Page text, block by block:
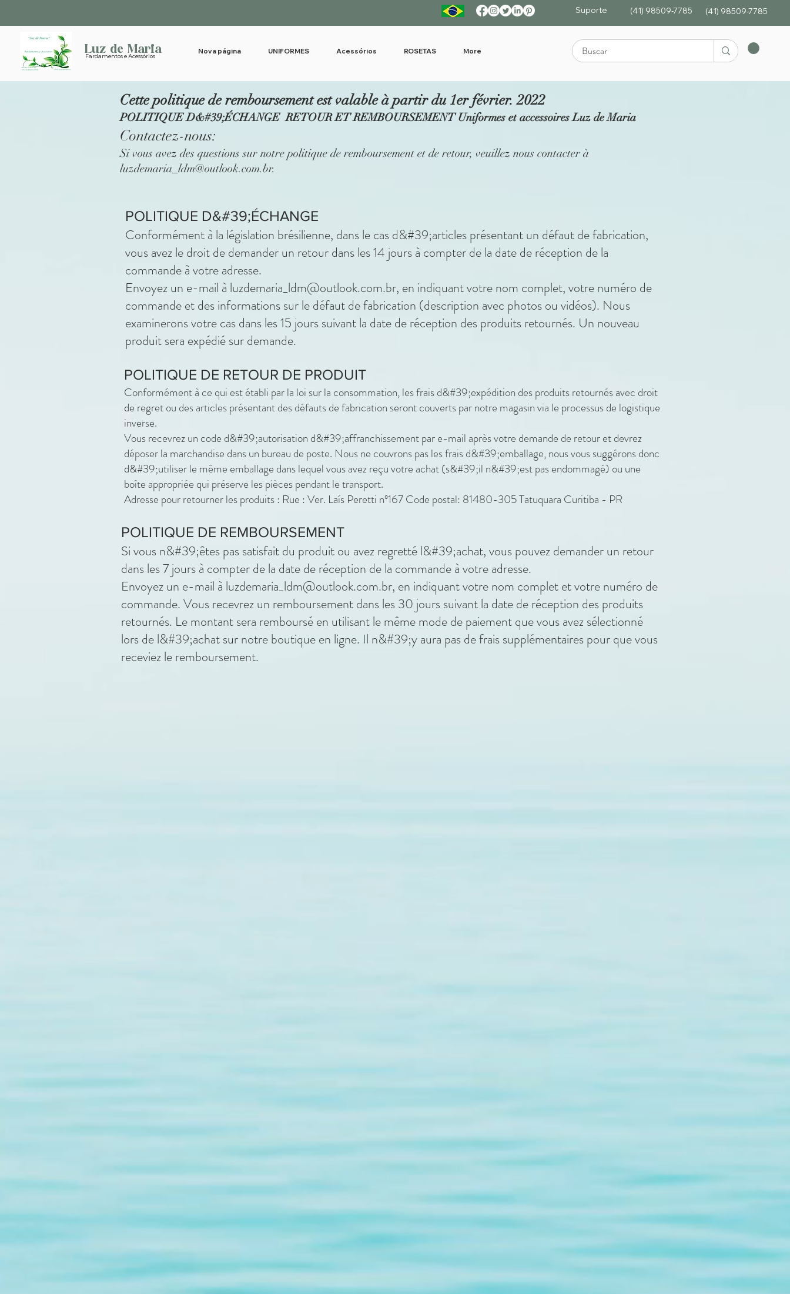
Suporte (41) 98509-7785 (41) 98509-7785
Luz de Maria
Fardamentos e Acessórios
Nova página UNIFORMES Acessórios ROSETAS More
Cette politique de remboursement est valable à partir du 1er février. 2022
POLITIQUE D&#39;ÉCHANGE RETOUR ET REMBOURSEMENT Uniformes et accessoires Luz de Maria
Contactez-nous:
Si vous avez des questions sur notre politique de remboursement et de retour, veuillez nous contacter à
luzdemaria_ldm@outlook.com.br.
POLITIQUE D&#39;ÉCHANGE
Conformément à la législation brésilienne, dans le cas d&#39;articles présentant un défaut de fabrication,
vous avez le droit de demander un retour dans les 14 jours à compter de la date de réception de la
commande à votre adresse.
Envoyez un e-mail à luzdemaria_ldm@outlook.com.br, en indiquant votre nom complet, votre numéro de
commande et des informations sur le défaut de fabrication (description avec photos ou vidéos). Nous
examinerons votre cas dans les 15 jours suivant la date de réception des produits retournés. Un nouveau
produit sera expédié sur demande.
POLITIQUE DE RETOUR DE PRODUIT
Conformément à ce qui est établi par la loi sur la consommation, les frais d&#39;expédition des produits retournés avec droit
de regret ou des articles présentant des défauts de fabrication seront couverts par notre magasin via le processus de logistique
inverse.
Vous recevrez un code d&#39;autorisation d&#39;affranchissement par e-mail après votre demande de retour et devrez
déposer la marchandise dans un bureau de poste. Nous ne couvrons pas les frais d&#39;emballage, nous vous suggérons donc
d&#39;utiliser le même emballage dans lequel vous avez reçu votre achat (s&#39;il n&#39;est pas endommagé) ou une
boîte appropriée qui préserve les pièces pendant le transport.
Adresse pour retourner les produits : Rue : Ver. Laís Peretti nº167 Code postal: 81480-305 Tatuquara Curitiba - PR
POLITIQUE DE REMBOURSEMENT
Si vous n&#39;êtes pas satisfait du produit ou avez regretté l&#39;achat, vous pouvez demander un retour
dans les 7 jours à compter de la date de réception de la commande à votre adresse.
Envoyez un e-mail à luzdemaria_ldm@outlook.com.br, en indiquant votre nom complet et votre numéro de
commande. Vous recevrez un remboursement dans les 30 jours suivant la date de réception des produits
retournés. Le montant sera remboursé en utilisant le même mode de paiement que vous avez sélectionné
lors de l&#39;achat sur notre boutique en ligne. Il n&#39;y aura pas de frais supplémentaires pour que vous
receviez le remboursement.